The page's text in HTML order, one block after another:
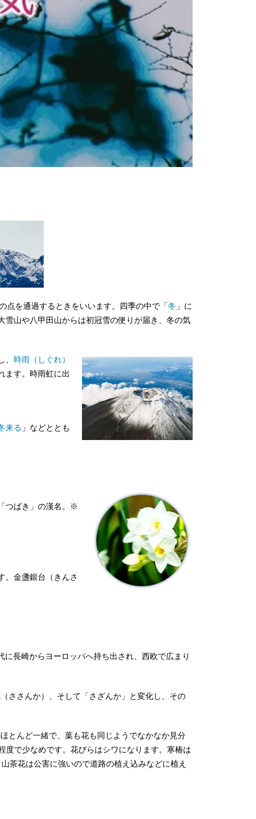
点を通過するときをいいます。四季の中で「 冬 」に
雪山や八甲田山からは初冠雪の便りが届き、冬の気
、 時雨（しぐれ）
ます。時雨虹に出
来る 」などととも
つばき」の漢名。※
。金盞銀台（きんさ
長崎からヨーロッパへ持ち出され、西欧で広まり
ささんか）、そして「さざんか」と変化し、その
とんど一緒で、葉も花も同じようでなかなか見分
度で少なめです。花びらはシワになります。寒椿は
茶花は公害に強いので道路の植え込みなどに植え